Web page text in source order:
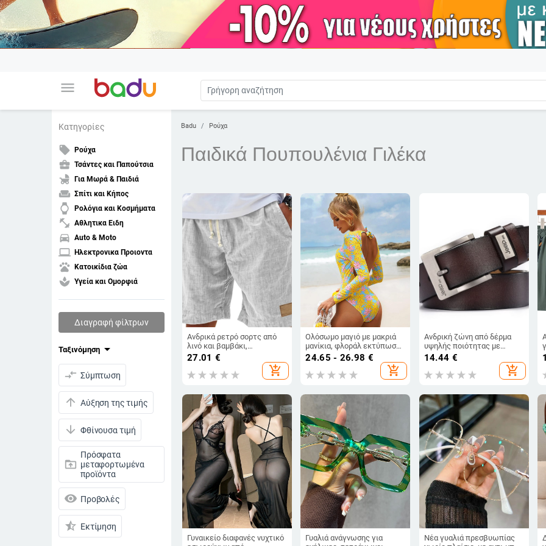
menu
Κατηγορίες
local_offer Ρούχα
business_center Τσάντες και Παπούτσια
child_friendly Για Μωρά & Παιδιά
weekend Σπίτι και Κήπος
watch Ρολόγια και Κοσμήματα
fitness_center Αθλητικα Ειδη
directions_car Auto & Moto
laptop Ηλεκτρονικα Προιοντα
pets Κατοικίδια ζώα
spa Υγεία και Ομορφιά
Διαγραφή φίλτρων
Ταξινόμηση arrow_drop_down
compare_arrows Σύμπτωση
arrow_upward Αύξηση της τιμής
arrow_downward Φθίνουσα τιμή
drive_folder_upload
Πρόσφατα
μεταφορτωμένα
προϊόντα
visibility Προβολές
star_half Εκτίμηση
Badu Ρούχα
Παιδικά Πουπουλένια Γιλέκα
Ανδρικά ρετρό σορτς από
λινό και βαμβάκι,
διαπνέοντα, ελεύθερη
καλοκαίρι 2025
27.01 €
add_shopping_cart
Ολόσωμο μαγιό με μακριά
μανίκια, φλοράλ εκτύπωση,
επένδυση στήθους χωρίς
μεταλλική υποστήριξη,
πολυεστέρας, 200 g
24.65 - 26.98 €
add_shopping_cart
Ανδρική ζώνη από δέρμα
υψηλής ποιότητας με
αγκράφα, νεανικό τζιν, σε
14.44 €
add_shopping_cart
Γυναικείο διαφανές νυχτικό
Γυαλιά ανάγνωσης για
Νέα γυαλιά πρεσβυωπίας